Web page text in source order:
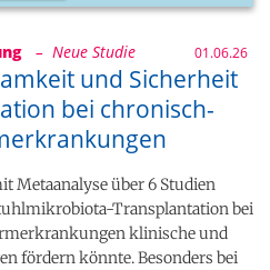
– Neue Studie 01.06.26
und Sicherheit
bei chronisch-
Metaanalyse über 6 Studien
Transplantation bei
klinische und
fördern könnte. Besonders bei